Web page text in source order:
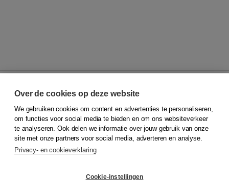
© 2026Koninklijke Boom uitgevers
Klantenservice
Service & informatie
Contact
Over de cookies op deze website
We gebruiken cookies om content en advertenties te personaliseren,
om functies voor social media te bieden en om ons websiteverkeer
te analyseren. Ook delen we informatie over jouw gebruik van onze
site met onze partners voor social media, adverteren en analyse.
Privacy- en cookieverklaring
Cookie-instellingen